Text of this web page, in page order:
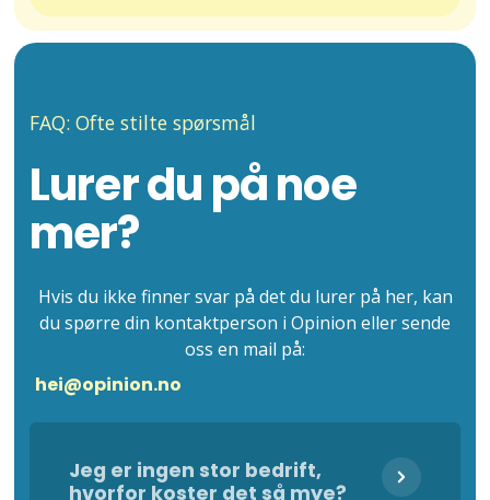
FAQ: Ofte stilte spørsmål
Lurer du på noe
mer?
Hvis du ikke finner svar på det du lurer på her, kan
du spørre din kontaktperson i Opinion eller sende
oss en mail på:
hei@opinion.no
Jeg er ingen stor bedrift,
hvorfor koster det så mye?